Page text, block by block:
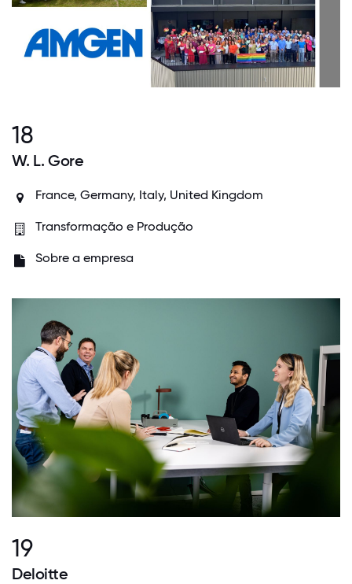
18
W. L. Gore
France, Germany, Italy, United Kingdom
Transformação e Produção
Sobre a empresa
19
Deloitte